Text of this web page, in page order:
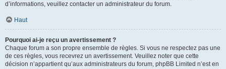
d’informations, veuillez contacter un administrateur du forum.
Haut
Pourquoi ai-je reçu un avertissement ?
Chaque forum a son propre ensemble de règles. Si vous ne respectez pas une
de ces règles, vous recevrez un avertissement. Veuillez noter que cette
décision n’appartient qu’aux administrateurs du forum, phpBB Limited n’est en